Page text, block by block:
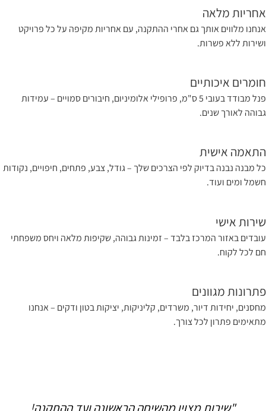
מלאה
מלווים אותך גם אחרי ההתקנה, עם אחריות מקיפה על כל פרויקט
ללא פשרות.
איכותיים
פנל מבודד בעובי 5 ס"מ, פרופילי אלומיניום, חיבורים סמויים – עמידות
לאורך שנים.
אישית
מבנה נבנה בדיוק לפי הצרכים שלך – גודל, צבע, פתחים, חיפויים, נקודות
ומים ועוד.
אישי
באזור המרכז בלבד – זמינות גבוהה, שקיפות מלאה ויחס משפחתי
לכל לקוח.
מגוונים
יחידות דיור, משרדים, קליניקות, יציקות בטון ודקים – אנחנו
פתרון לכל צורך.